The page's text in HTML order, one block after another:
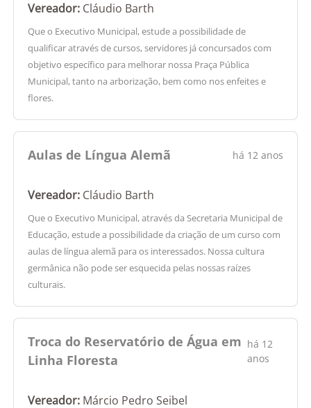
Vereador: Cláudio Barth
Que o Executivo Municipal, estude a possibilidade de
qualificar através de cursos, servidores já concursados com
objetivo específico para melhorar nossa Praça Pública
Municipal, tanto na arborização, bem como nos enfeites e
flores.
Aulas de Língua Alemã há 12 anos
Vereador: Cláudio Barth
Que o Executivo Municipal, através da Secretaria Municipal de
Educação, estude a possibilidade da criação de um curso com
aulas de língua alemã para os interessados. Nossa cultura
germânica não pode ser esquecida pelas nossas raízes
culturais.
Troca do Reservatório de Água em
Linha Floresta
há 12
anos
Vereador: Márcio Pedro Seibel